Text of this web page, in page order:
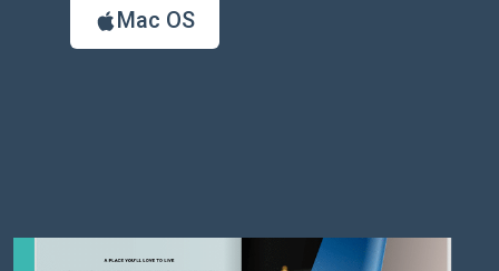
Mac OS